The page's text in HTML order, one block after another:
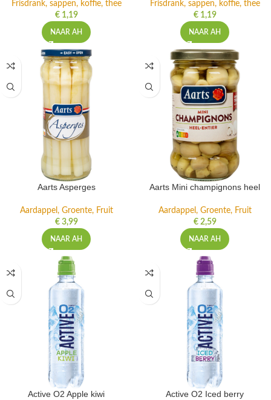
Frisdrank, sappen, koffie, thee
€1,19
NAAR AH
Frisdrank, sappen, koffie, thee
€1,19
NAAR AH
Aarts Asperges
Aardappel, Groente, Fruit
€3,99
NAAR AH
Aarts Mini champignons heel
Aardappel, Groente, Fruit
€2,59
NAAR AH
Active O2 Apple kiwi Active O2 Iced berry